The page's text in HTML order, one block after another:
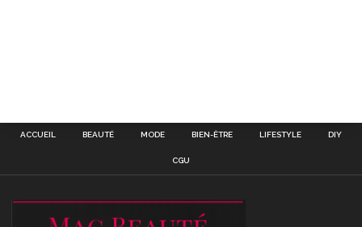
ACCUEIL BEAUTÉ MODE BIEN-ÊTRE LIFESTYLE DIY
CGU